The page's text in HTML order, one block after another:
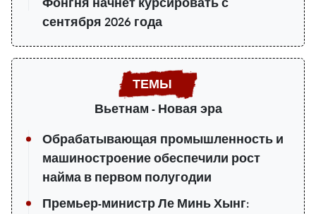
сентября 2026 года
Вьетнам - Новая эра
Обрабатывающая промышленность и
машиностроение обеспечили рост
найма в первом полугодии
Премьер-министр Ле Минь Хынг: